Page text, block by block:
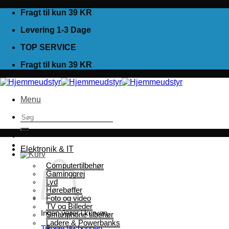
Fortsæt
indhold
Fragt til kun 39 KR
Levering 1-3 Dage
TOP SERVICE
Fragt til kun 39 KR
Menu
Søg
Ingen varer i kurven.
Elektronik & IT
Computertilbehør
Gaminggrej
Lyd
Hørebøffer
Foto og video
TV og Billeder
Smartphone tilbehør
Ladere & Powerbanks